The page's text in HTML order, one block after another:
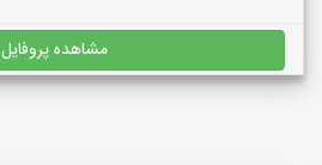
مشاهده پروفایل